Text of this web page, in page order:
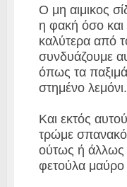
Ο μη αιμικος
η φακή όσο
καλύτερα από
συνδυάζουμε
όπως τα
στημένο λεμόνι.
Και εκτός
τρώμε
ούτως ή άλλως
φετούλα